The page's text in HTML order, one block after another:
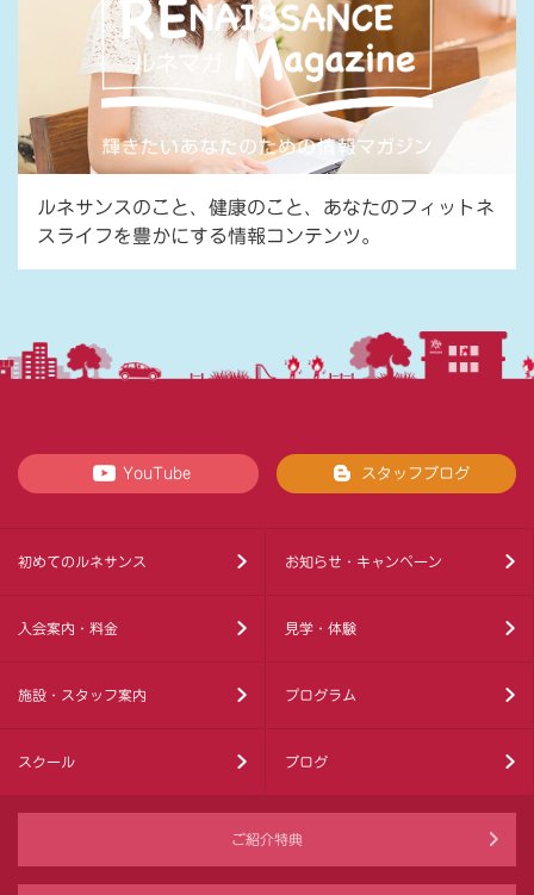
ルネサンスのこと、健康のこと、あなたのフィットネ
スライフを豊かにする情報コンテンツ。
YouTube スタッフブログ
初めてのルネサンス お知らせ・キャンペーン
入会案内・料金 見学・体験
施設・スタッフ案内 プログラム
スクール ブログ
ご紹介特典